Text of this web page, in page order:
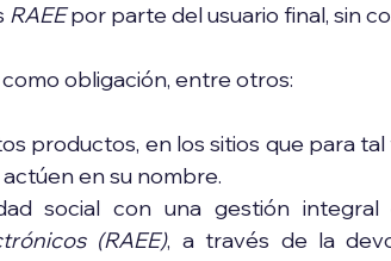
RAEE por parte del usuario final, sin
obligación, entre otros:
en su nombre.
social con una gestión integral
(RAEE), a través de la